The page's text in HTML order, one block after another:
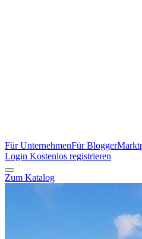
Für UnternehmenFür Blogger
Login Kostenlos registrieren
Zum Katalog